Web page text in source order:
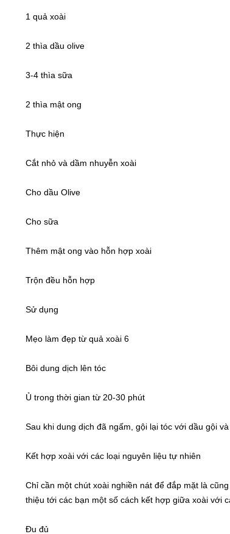
1 quả xoài
2 thìa dầu olive
3-4 thìa sữa
2 thìa mật ong
Thực hiện
Cắt nhỏ và dầm nhuyễn xoài
Cho dầu Olive
Cho sữa
Thêm mật ong vào hỗn hợp xoài
Trộn đều hỗn hợp
Sử dụng
Mẹo làm đẹp từ quả xoài 6
Bôi dung dịch lên tóc
Ủ trong thời gian từ 20-30 phút
Sau khi dung dịch đã ngấm, gội lại tóc với dầu gội
Kết hợp xoài với các loại nguyên liệu tự nhiên
Chỉ cần một chút xoài nghiền nát để đắp mặt là
thiệu tới các bạn một số cách kết hợp giữa xoài với
Đu đủ